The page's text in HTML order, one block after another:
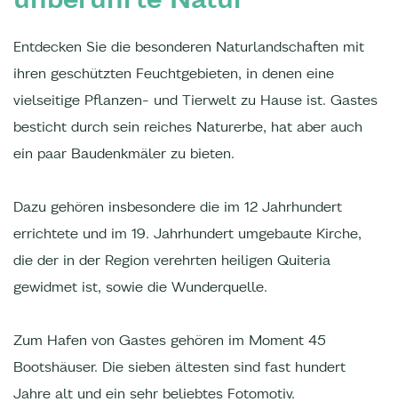
Entdecken Sie die besonderen Naturlandschaften mit
ihren geschützten Feuchtgebieten, in denen eine
vielseitige Pflanzen- und Tierwelt zu Hause ist. Gastes
besticht durch sein reiches Naturerbe, hat aber auch
ein paar Baudenkmäler zu bieten.
Dazu gehören insbesondere die im 12 Jahrhundert
errichtete und im 19. Jahrhundert umgebaute Kirche,
die der in der Region verehrten heiligen Quiteria
gewidmet ist, sowie die Wunderquelle.
Zum Hafen von Gastes gehören im Moment 45
Bootshäuser. Die sieben ältesten sind fast hundert
Jahre alt und ein sehr beliebtes Fotomotiv.